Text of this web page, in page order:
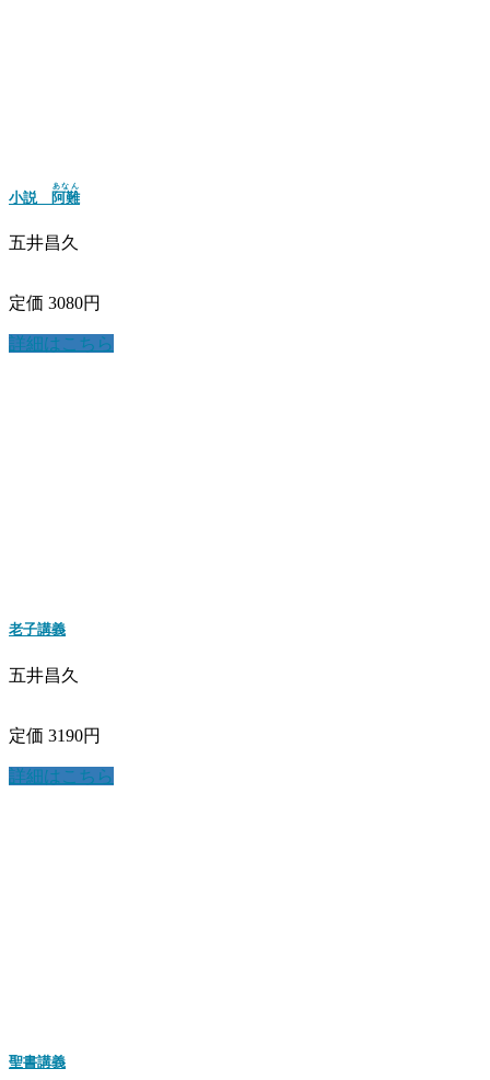
小説 阿難
あなん
五井昌久
定価 3080円
詳細はこちら
老子講義
五井昌久
定価 3190円
詳細はこちら
聖書講義